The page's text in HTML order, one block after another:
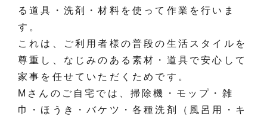
る道具・洗剤・材料を使って作業を行いま
す。
これは、ご利用者様の普段の生活スタイルを
尊重し、なじみのある素材・道具で安心して
家事を任せていただくためです。
Mさんのご自宅では、掃除機・モップ・雑
巾・ほうき・バケツ・各種洗剤（風呂用・キ